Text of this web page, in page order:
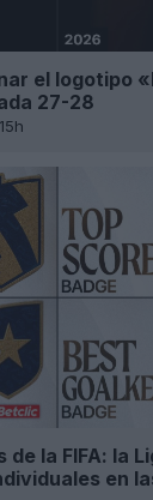
el logotipo
27-28
15h
de la FIFA: la
en